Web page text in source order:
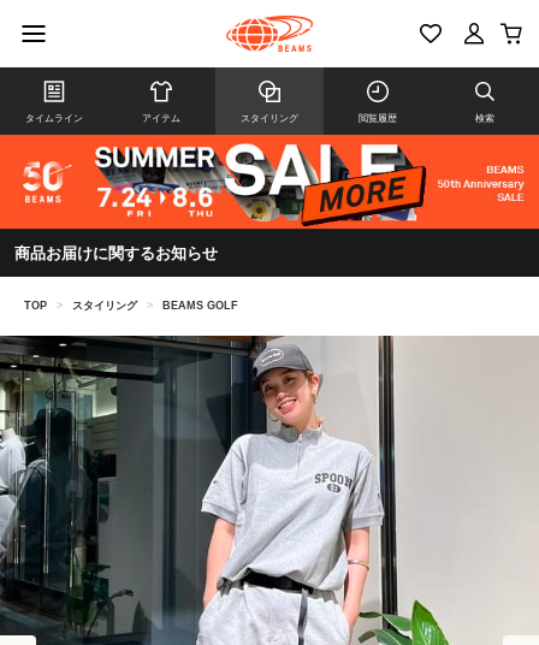
タイムライン アイテム スタイリング 閲覧履歴 検索
商品お届けに関するお知らせ
TOP > スタイリング > BEAMS GOLF